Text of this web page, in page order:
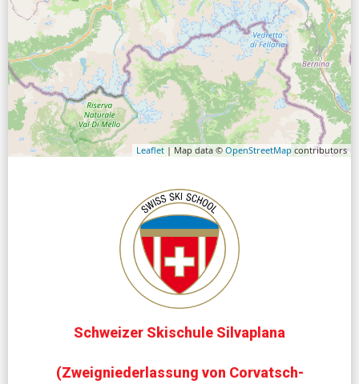
Leaflet | Map data © OpenStreetMap contributors
Schweizer Skischule Silvaplana
(Zweigniederlassung von Corvatsch-